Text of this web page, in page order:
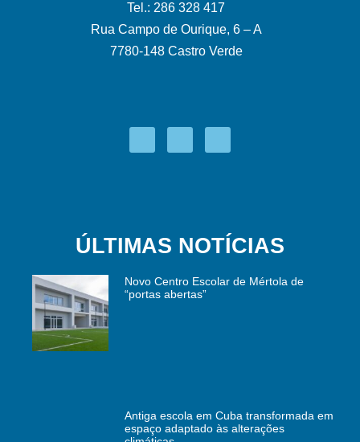
Tel.: 286 328 417
Rua Campo de Ourique, 6 – A
7780-148 Castro Verde
ÚLTIMAS NOTÍCIAS
Novo Centro Escolar de Mértola de
“portas abertas”
Antiga escola em Cuba transformada em
espaço adaptado às alterações